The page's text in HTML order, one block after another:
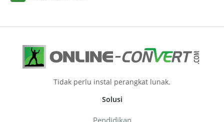
Tidak perlu instal perangkat lunak.
Solusi
Pendidikan